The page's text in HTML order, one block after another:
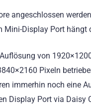
angeschlossen
Display Port hängt
von
Pixeln
immerhin noch eine
Display Port via